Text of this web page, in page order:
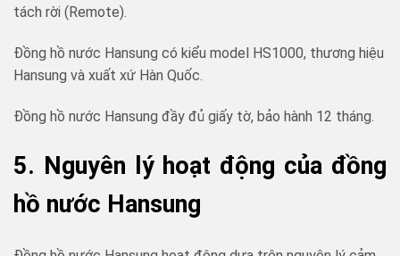
tách rời (Remote).
Đồng hồ nước Hansung có kiểu model HS1000, thương hiệu
Hansung và xuất xứ Hàn Quốc.
Đồng hồ nước Hansung đầy đủ giấy tờ, bảo hành 12 tháng.
5. Nguyên lý hoạt động của đồng
hồ nước Hansung